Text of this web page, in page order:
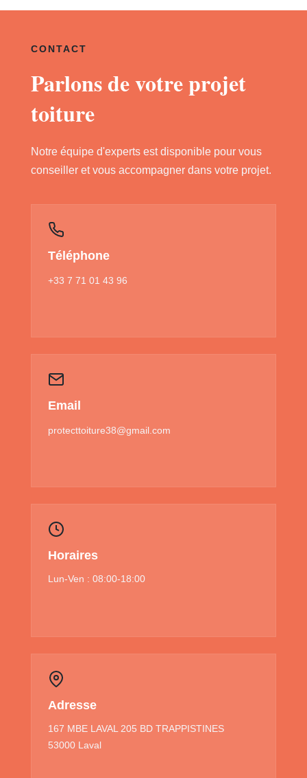
CONTACT
Parlons de votre projet
toiture
Notre équipe d'experts est disponible pour vous
conseiller et vous accompagner dans votre projet.
Téléphone
+33 7 71 01 43 96
Email
protecttoiture38@gmail.com
Horaires
Lun-Ven : 08:00-18:00
Adresse
167 MBE LAVAL 205 BD TRAPPISTINES
53000 Laval